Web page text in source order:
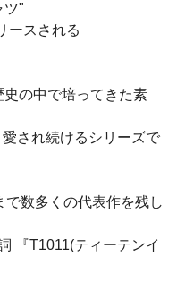
ツ"
ースされる
の中で培ってきた素
され続けるシリーズで
数多くの代表作を残し
『T1011(ティーテンイ